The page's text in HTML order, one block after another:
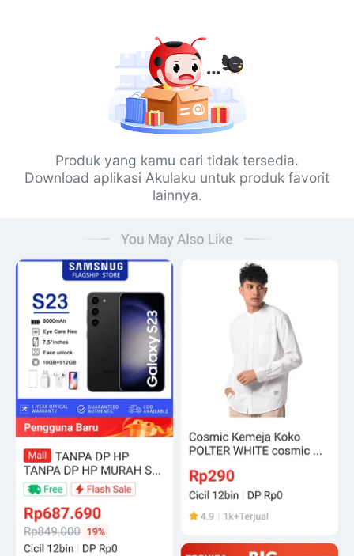
Produk yang kamu cari tidak tersedia.
Download aplikasi Akulaku untuk produk favorit
lainnya.